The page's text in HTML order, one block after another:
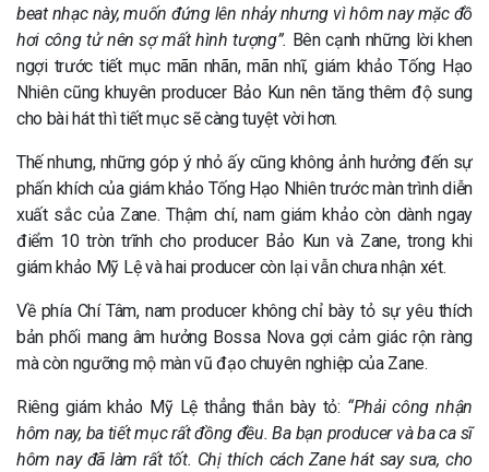
beat nhạc này, muốn đứng lên nhảy nhưng vì hôm nay mặc đồ
hơi công tử nên sợ mất hình tượng”. Bên cạnh những lời khen
ngợi trước tiết mục mãn nhãn, mãn nhĩ, giám khảo Tống Hạo
Nhiên cũng khuyên producer Bảo Kun nên tăng thêm độ sung
cho bài hát thì tiết mục sẽ càng tuyệt vời hơn.
Thế nhưng, những góp ý nhỏ ấy cũng không ảnh hưởng đến sự
phấn khích của giám khảo Tống Hạo Nhiên trước màn trình diễn
xuất sắc của Zane. Thậm chí, nam giám khảo còn dành ngay
điểm 10 tròn trĩnh cho producer Bảo Kun và Zane, trong khi
giám khảo Mỹ Lệ và hai producer còn lại vẫn chưa nhận xét.
Về phía Chí Tâm, nam producer không chỉ bày tỏ sự yêu thích
bản phối mang âm hưởng Bossa Nova gợi cảm giác rộn ràng
mà còn ngưỡng mộ màn vũ đạo chuyên nghiệp của Zane.
Riêng giám khảo Mỹ Lệ thẳng thắn bày tỏ: “Phải công nhận
hôm nay, ba tiết mục rất đồng đều. Ba bạn producer và ba ca sĩ
hôm nay đã làm rất tốt. Chị thích cách Zane hát say sưa, cho